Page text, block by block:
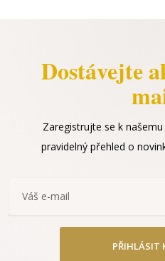
Dostávejte
Zaregistrujte se k
pravidelný přehled o
PŘIHLÁSIT